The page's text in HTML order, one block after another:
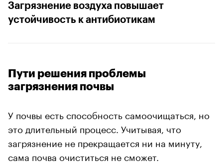
Загрязнение воздуха повышает
устойчивость к антибиотикам
Пути решения проблемы
загрязнения почвы
У почвы есть способность самоочищаться, но
это длительный процесс. Учитывая, что
загрязнение не прекращается ни на минуту,
сама почва очиститься не сможет.